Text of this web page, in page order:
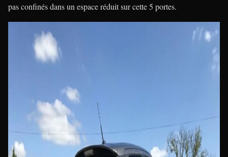
pas confinés dans un espace réduit sur cette 5 portes.